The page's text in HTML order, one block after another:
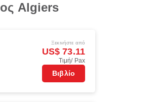
Algiers
Ξεκινήστε από
US$ 73.11
Τιμή/ Pax
Βιβλίο